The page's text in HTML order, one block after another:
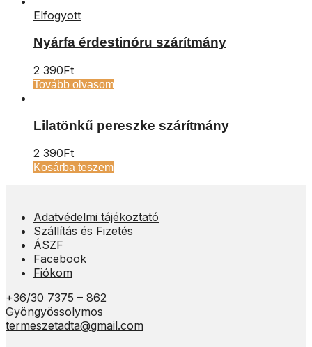
Elfogyott
Nyárfa érdestinóru szárítmány
2 390Ft
Tovább olvasom
Lilatönkű pereszke szárítmány
2 390Ft
Kosárba teszem
Adatvédelmi tájékoztató
Szállítás és Fizetés
ÁSZF
Facebook
Fiókom
+36/30 7375 – 862
Gyöngyössolymos
termeszetadta@gmail.com